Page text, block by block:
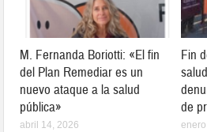
M. Fernanda Boriotti: «El fin
del Plan Remediar es un
nuevo ataque a la salud
pública»
abril 14, 2026
Fin
de